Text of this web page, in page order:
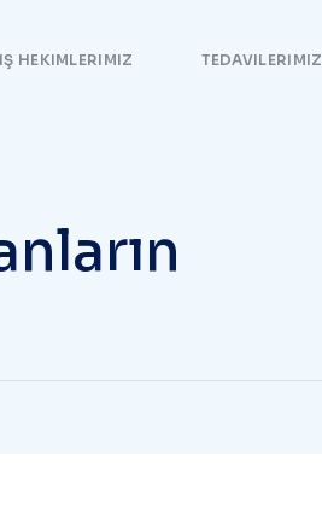
HEKIMLERIMIZ TEDAVILERIMIZ